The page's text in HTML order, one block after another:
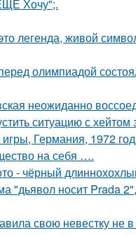
Хочу";.
легенда, живой
олимпиадой
неожиданно
ситуацию с
Германия, 1972
на себя ….
- чёрный
"дьявол носит Prada
свою невестку не